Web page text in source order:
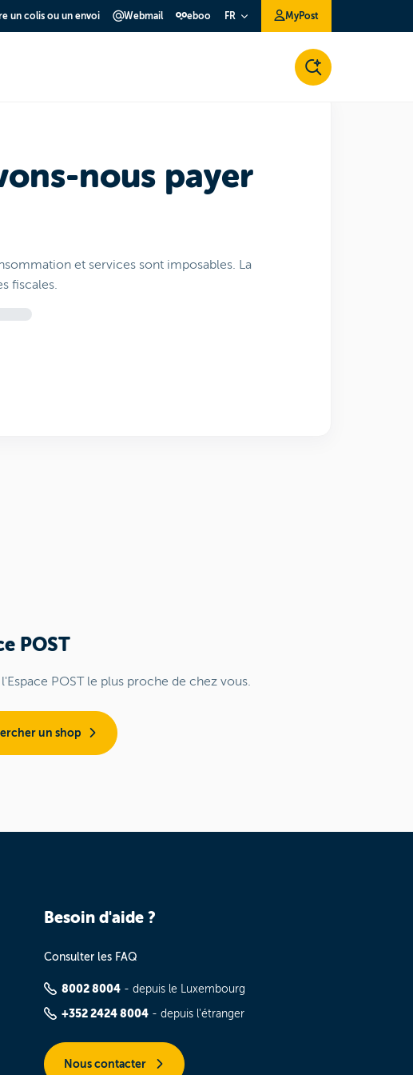
un colis ou un envoi Webmail eboo FR MyPost
nous payer
et services sont imposables. La
fiscales.
POST
POST le plus proche de chez vous.
un shop
Besoin d'aide ?
Consulter les FAQ
8002 8004 - depuis le Luxembourg
+352 2424 8004 - depuis l'étranger
Nous contacter